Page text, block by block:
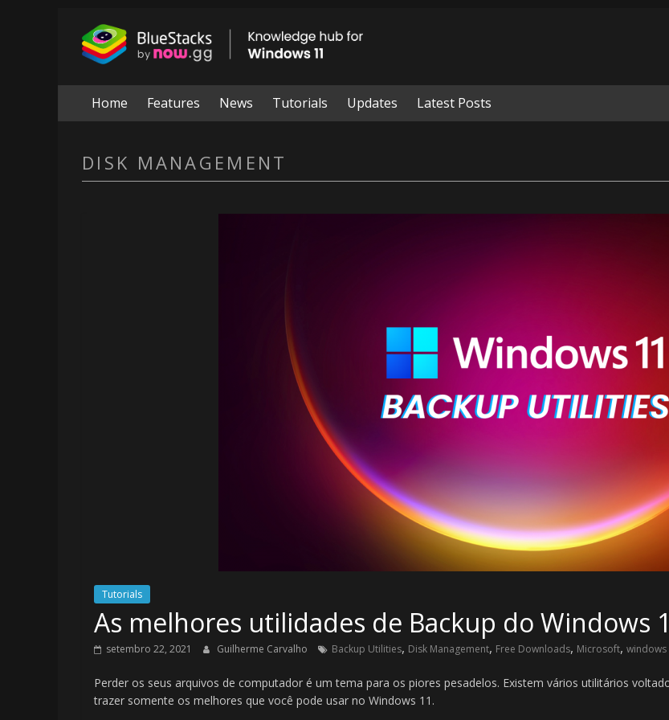
content
BlueStacks
Knowledge
for
Home Features News Tutorials Updates Latest Posts
DISK MANAGEMENT
Tutorials
As melhores utilidades de Backup do Windows
setembro 22, 2021 Guilherme Carvalho Backup Utilities, Disk Management, Free Downloads, Microsoft, windows
Perder os seus arquivos de computador é um tema para os piores pesadelos. Existem vários utilitários
trazer somente os melhores que você pode usar no Windows 11.